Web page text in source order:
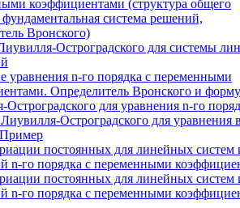
коэффициентами (структура общего
система решений,
Вронского)
Остроградского для системы
уравнения n-го порядка с переменными
Определитель Вронского и
Остроградского для уравнения n-го
Остроградского для уравнения
постоянных для линейных систем
n-го порядка с переменными
постоянных для линейных систем
n-го порядка с переменными